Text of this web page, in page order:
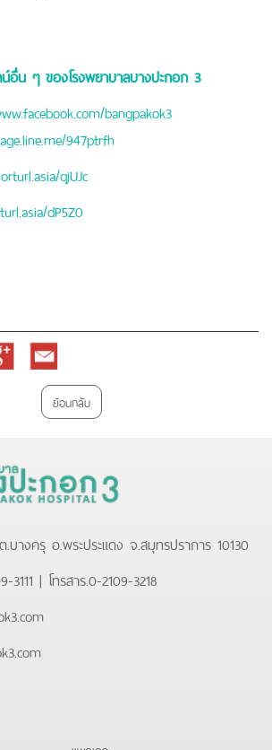
อื่น ๆ ของโรงพยาบาลบางปะกอก 3
bangpakok3
947ptrfh
qjUJc
dP5Z0
Email
ย้อนกลับ
างครุ อ.พระประแดง จ.สมุทรปราการ 10130
3111 | โทรสาร.0-2109-3218